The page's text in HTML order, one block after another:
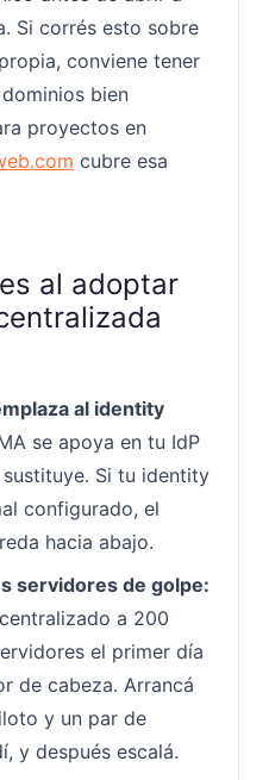
Si corrés esto sobre
conviene tener
bien
proyectos en
cubre esa
al adoptar
al identity
se apoya en tu IdP
Si tu identity
configurado, el
hacia abajo.
servidores de golpe:
a 200
el primer día
de cabeza. Arrancá
y un par de
y después escalá.